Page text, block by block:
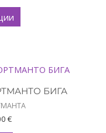
may
on
the
БИГА
€